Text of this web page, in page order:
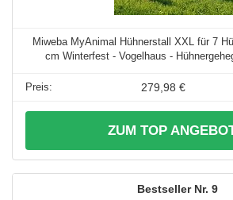
Miweba MyAnimal Hühnerstall XXL für 7
cm Winterfest - Vogelhaus -
279,98 €
ZUM TOP
9